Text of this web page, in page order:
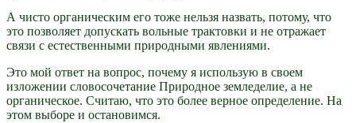
А чисто органическим его тоже нельзя назвать, потому, что
это позволяет допускать вольные трактовки и не отражает
связи с естественными природными явлениями.
Это мой ответ на вопрос, почему я использую в своем
изложении словосочетание Природное земледелие, а не
органическое. Считаю, что это более верное определение. На
этом выборе и остановимся.